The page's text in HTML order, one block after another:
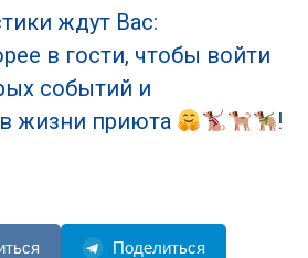
ждут Вас:
в гости, чтобы войти
событий и
жизни приюта
!
Поделиться